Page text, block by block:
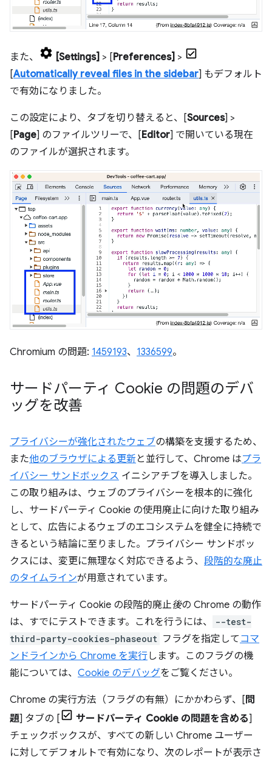
また、 [Settings] > [Preferences] >
[Automatically reveal files in the sidebar] もデフォルト
で有効になりました。
この設定により、タブを切り替えると、[Sources] >
[Page] のファイルツリーで、[Editor] で開いている現在
のファイルが選択されます。
Chromium の問題: 1459193、 1336599。
サードパーティ Cookie の問題のデバ
ッグを改善
プライバシーが強化されたウェブの構築を支援するため、
また他のブラウザによる更新 と並行して、Chrome はプラ
イバシー サンドボックス イニシアチブを導入しました。
この取り組みは、ウェブのプライバシーを根本的に強化
し、サードパーティ Cookie の使用廃止に向けた取り組み
として、広告によるウェブのエコシステムを健全に持続で
きるという結論に至りました。プライバシー サンドボッ
クスには、変更に無理なく対応できるよう、 段階的な廃止
のタイムラインが用意されています。
サードパーティ Cookie の段階的廃止後の Chrome の動作
は、すでにテストできます。これを行うには、
--test-
third-party-cookies-phaseout フラグを指定して コマ
ンドラインから Chrome を実行します。このフラグの機
能については、 Cookie のデバッグをご覧ください。
Chrome の実行方法（フラグの有無）にかかわらず、[ 問
題] タブの [ サードパーティ Cookie の問題を含める]
チェックボックスが、すべての新しい Chrome ユーザー
に対してデフォルトで有効になり、次のレポートが表示さ